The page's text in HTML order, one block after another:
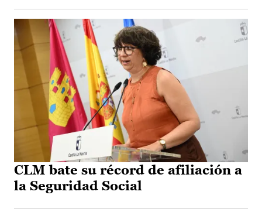
CLM bate su récord de afiliación a
la Seguridad Social